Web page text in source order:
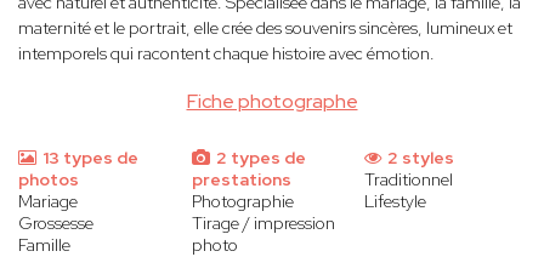
Fiche photographe
maternité et le portrait, elle crée des souvenirs sincères, lumineux et
intemporels qui racontent chaque histoire avec émotion.
13 types de
photos
Mariage
Grossesse
Famille
2 types de
prestations
Photographie
Tirage / impression
photo
2 styles
Traditionnel
Lifestyle